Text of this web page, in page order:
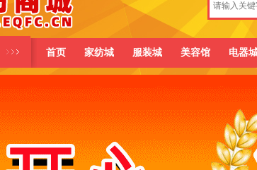
首页 家纺城 服装城 美容馆 电器